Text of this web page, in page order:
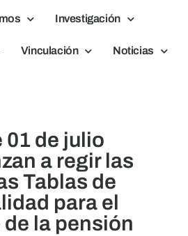
Investigación
Vinculación Noticias
01 de julio
a regir las
Tablas de
para el
la pensión